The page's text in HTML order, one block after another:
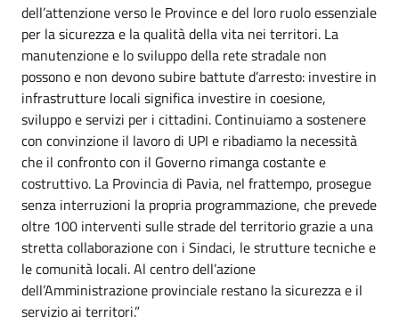
dell’attenzione verso le Province e del loro ruolo essenziale
per la sicurezza e la qualità della vita nei territori. La
manutenzione e lo sviluppo della rete stradale non
possono e non devono subire battute d’arresto: investire in
infrastrutture locali significa investire in coesione,
sviluppo e servizi per i cittadini. Continuiamo a sostenere
con convinzione il lavoro di UPI e ribadiamo la necessità
che il confronto con il Governo rimanga costante e
costruttivo. La Provincia di Pavia, nel frattempo, prosegue
senza interruzioni la propria programmazione, che prevede
oltre 100 interventi sulle strade del territorio grazie a una
stretta collaborazione con i Sindaci, le strutture tecniche e
le comunità locali. Al centro dell’azione
dell’Amministrazione provinciale restano la sicurezza e il
servizio ai territori.”